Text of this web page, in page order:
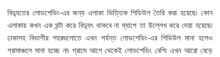
বিদ্যুতের লোডশেডিং-এর জন্য এলাকা ভিত্তিক শিডিউল তৈরি করা হয়েছে৷ কোন
এলাকায় কখন এক ঘন্টা করে বিদ্যুৎ থাকবে না ম্যাপে তা উল্লেখ করে দেয়া হয়েছে৷
ঢাকাসহ বিভাগীয় শহরগুলোতে এখন পর্যন্ত লোডশেডিং-এর শিডিউল মানা হলেও
গ্রামাঞ্চলে মানা হচ্ছে না৷ গ্রামে আগে থেকেই লোডশেডিং বেশি৷ এখন আরো বেড়ে